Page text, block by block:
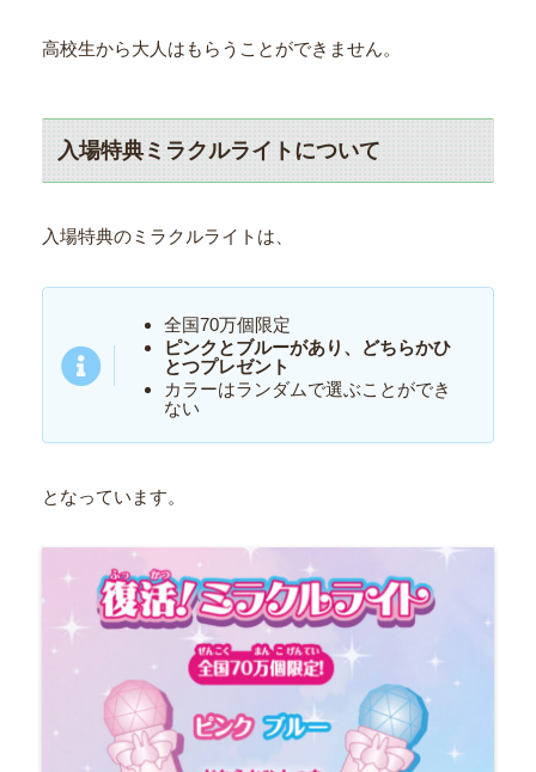
高校生から大人はもらうことができません。
入場特典ミラクルライトについて
入場特典のミラクルライトは、
全国70万個限定
ピンクとブルーがあり、どちらかひ
とつプレゼント
カラーはランダムで選ぶことができ
ない
となっています。